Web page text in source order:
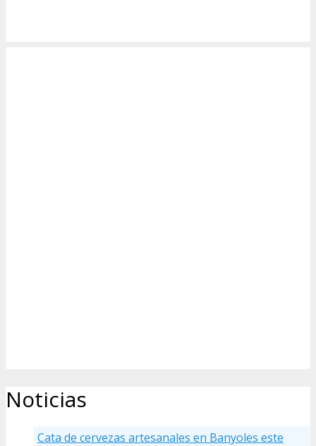
Noticias
Cata de cervezas artesanales en Banyoles este